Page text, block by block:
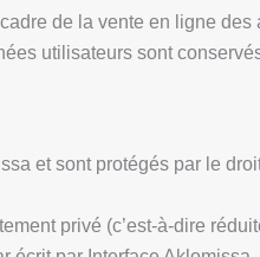
de la vente en ligne des
utilisateurs sont
et sont protégés par le
privé (c’est-à-dire